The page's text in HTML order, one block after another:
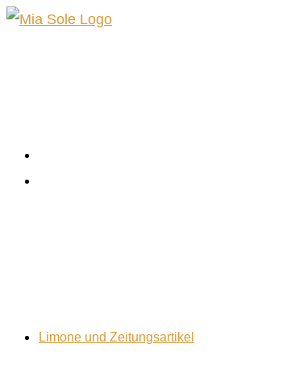
Zum
Limone und Zeitungsartikel